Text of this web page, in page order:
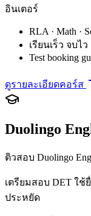
อินเตอร์
RLA · Math ·
เรียนเร็ว จบไว
Test booking
ดูรายละเอียดคอร์ส
Duolingo
ติวสอบ Duolingo
เตรียมสอบ DET ใช้
ประหยัด